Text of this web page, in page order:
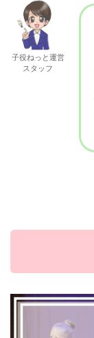
子役ねっと運営
スタッフ